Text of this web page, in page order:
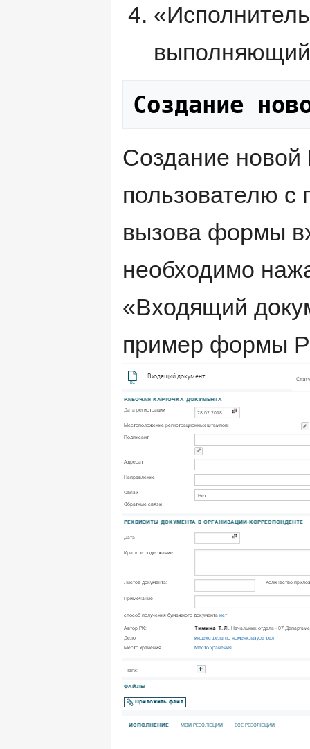
выполняющий
Создание
Создание новой
пользователю с
вызова формы
необходимо
«Входящий
пример формы